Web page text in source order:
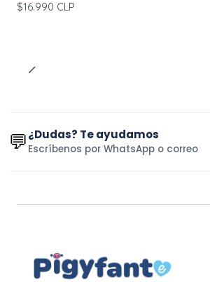
$16.990 CLP
💬¿Dudas? Te ayudamos
Escríbenos por WhatsApp o correo